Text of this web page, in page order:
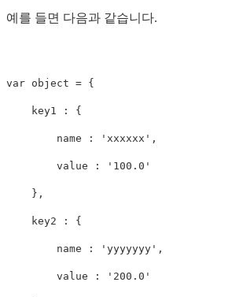
예를 들면 다음과 같습니다.
var object = {
key1 : {
name : ' xxxxxx ' ,
value : ' 100.0 '
},
key2 : {
name : ' yyyyyyy ' ,
value : ' 200.0 '